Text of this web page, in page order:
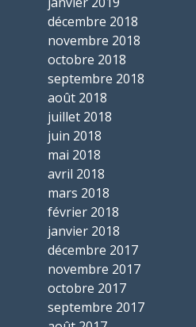
décembre 2018
novembre 2018
octobre 2018
septembre 2018
août 2018
juillet 2018
juin 2018
mai 2018
avril 2018
mars 2018
février 2018
janvier 2018
décembre 2017
novembre 2017
octobre 2017
septembre 2017